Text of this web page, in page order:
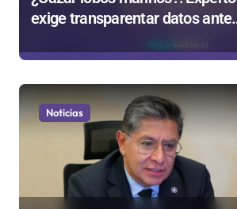
exige transparentar datos ante
Gobierno
Noticias